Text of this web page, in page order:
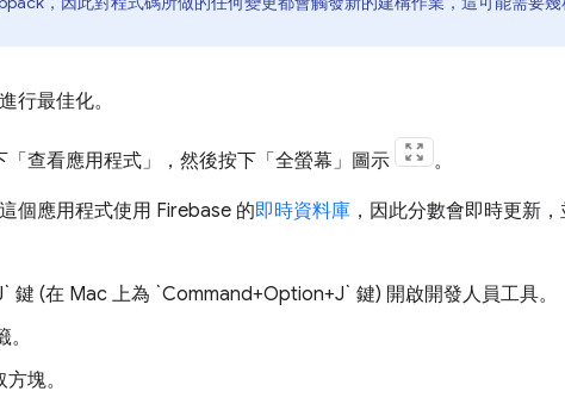
行最佳化。
查看應用程式」 ，然後按下「全螢幕」 圖示 。
個應用程式使用 Firebase 的即時資料庫 ，因此分數會即時更新
鍵 (在 Mac 上為 `Command+Option+J` 鍵) 開啟開發人員工具。
塊。